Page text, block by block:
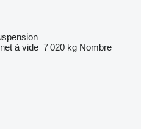
à vide 7 020 kg Nombre